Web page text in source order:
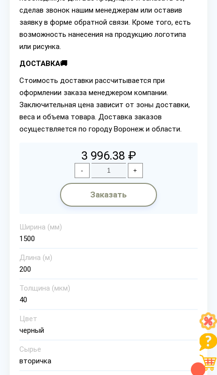
сделав звонок нашим менеджерам или оставив
заявку в форме обратной связи. Кроме того, есть
возможность нанесения на продукцию логотипа
или рисунка.
ДОСТАВКА🚚
Стоимость доставки рассчитывается при
оформлении заказа менеджером компании.
Заключительная цена зависит от зоны доставки,
веса и объема товара. Доставка заказов
осуществляется по городу Воронеж и области.
3 996.38 ₽
- +
Заказать
Ширина (мм)
1500
Длина (м)
200
Толщина (мкм)
40
Цвет
черный
Сырье
вторичка